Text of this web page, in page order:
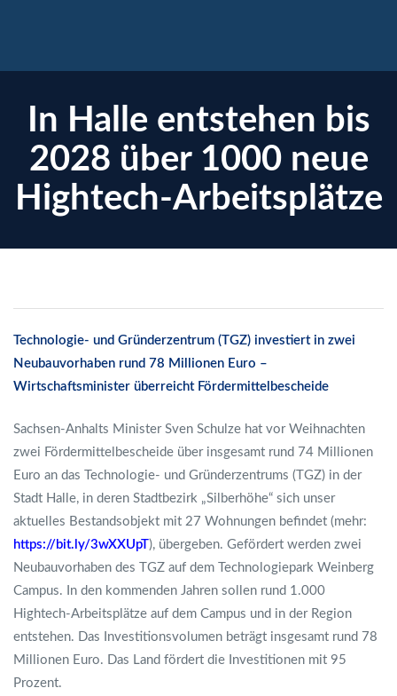
In Halle entstehen bis
2028 über 1000 neue
Hightech-Arbeitsplätze
Technologie- und Gründerzentrum (TGZ) investiert in zwei
Neubauvorhaben rund 78 Millionen Euro –
Wirtschaftsminister überreicht Fördermittelbescheide
Sachsen-Anhalts Minister Sven Schulze hat vor Weihnachten
zwei Fördermittelbescheide über insgesamt rund 74 Millionen
Euro an das Technologie- und Gründerzentrums (TGZ) in der
Stadt Halle, in deren Stadtbezirk „Silberhöhe“ sich unser
aktuelles Bestandsobjekt mit 27 Wohnungen befindet (mehr:
https://bit.ly/3wXXUpT), übergeben. Gefördert werden zwei
Neubauvorhaben des TGZ auf dem Technologiepark Weinberg
Campus. In den kommenden Jahren sollen rund 1.000
Hightech-Arbeitsplätze auf dem Campus und in der Region
entstehen. Das Investitionsvolumen beträgt insgesamt rund 78
Millionen Euro. Das Land fördert die Investitionen mit 95
Prozent.